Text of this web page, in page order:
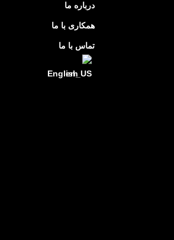
درباره ما
همکاری با ما
تماس با ما
English